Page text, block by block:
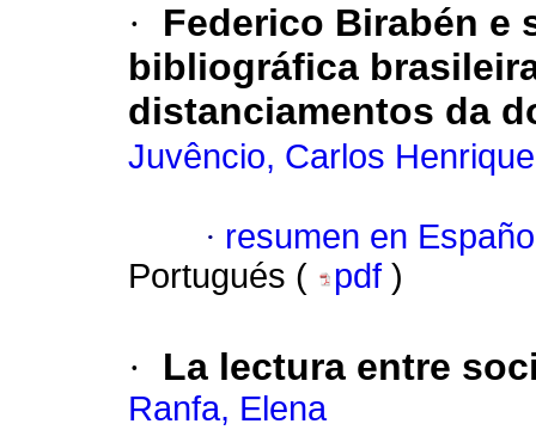
·
Federico Birabén e
bibliográfica
distanciamentos da
Juvêncio, Carlos Henrique
· resumen en
Portugués (
pdf )
· La lectura entre
Ranfa, Elena